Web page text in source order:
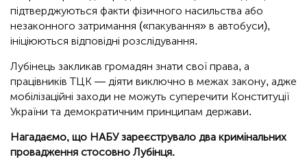
підтверджуються факти фізичного насильства або
незаконного затримання («пакування» в автобуси),
ініціюються відповідні розслідування.
Лубінець закликав громадян знати свої права, а
працівників ТЦК — діяти виключно в межах закону, адже
мобілізаційні заходи не можуть суперечити Конституції
України та демократичним принципам держави.
Нагадаємо, що НАБУ зареєструвало два кримінальних
провадження стосовно Лубінця.